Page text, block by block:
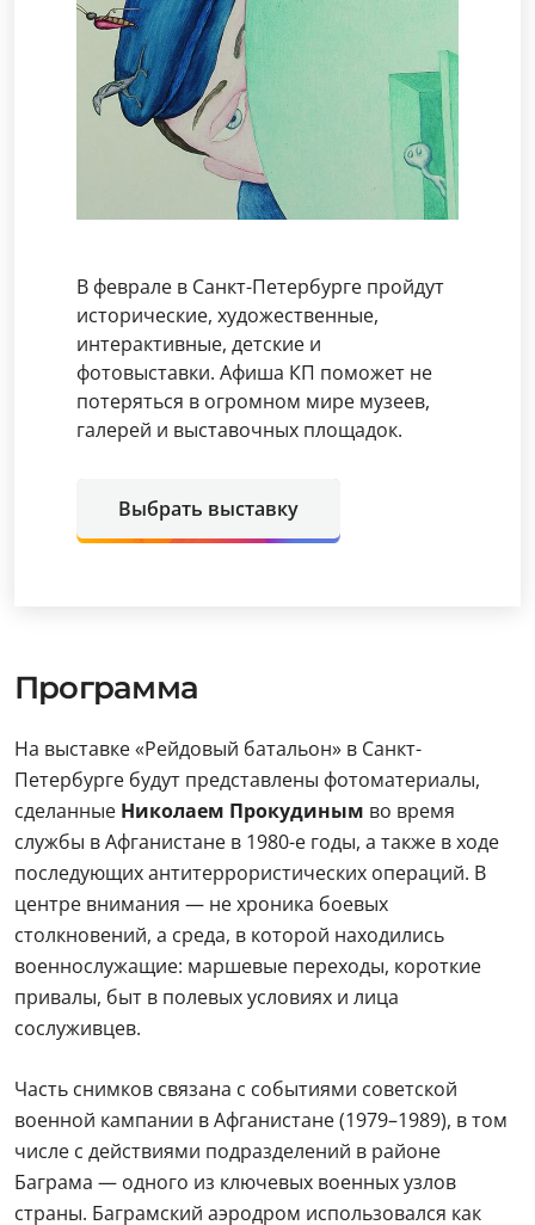
В феврале в Санкт-Петербурге пройдут
исторические, художественные,
интерактивные, детские и
фотовыставки. Афиша КП поможет не
потеряться в огромном мире музеев,
галерей и выставочных площадок.
Выбрать выставку
Программа
На выставке «Рейдовый батальон» в Санкт-
Петербурге будут представлены фотоматериалы,
сделанные Николаем Прокудиным во время
службы в Афганистане в 1980-е годы, а также в ходе
последующих антитеррористических операций. В
центре внимания — не хроника боевых
столкновений, а среда, в которой находились
военнослужащие: маршевые переходы, короткие
привалы, быт в полевых условиях и лица
сослуживцев.
Часть снимков связана с событиями советской
военной кампании в Афганистане (1979–1989), в том
числе с действиями подразделений в районе
Баграма — одного из ключевых военных узлов
страны. Баграмский аэродром использовался как